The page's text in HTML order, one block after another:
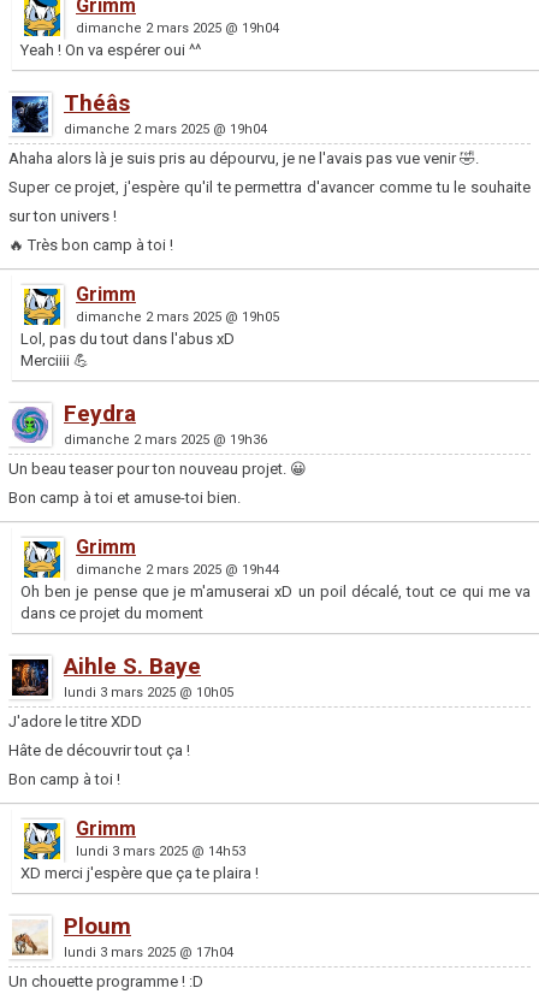
Grimm
dimanche 2 mars 2025 @ 19h04
Yeah ! On va espérer oui ^^
Théâs
dimanche 2 mars 2025 @ 19h04
Ahaha alors là je suis pris au dépourvu, je ne l'avais pas vue venir 🤣.
Super ce projet, j'espère qu'il te permettra d'avancer comme tu le souhaite
sur ton univers !
🔥 Très bon camp à toi !
Grimm
dimanche 2 mars 2025 @ 19h05
Lol, pas du tout dans l'abus xD
Merciiii 💪
Feydra
dimanche 2 mars 2025 @ 19h36
Un beau teaser pour ton nouveau projet. 😀
Bon camp à toi et amuse-toi bien.
Grimm
dimanche 2 mars 2025 @ 19h44
Oh ben je pense que je m'amuserai xD un poil décalé, tout ce qui me va
dans ce projet du moment
Aihle S. Baye
lundi 3 mars 2025 @ 10h05
J'adore le titre XDD
Hâte de découvrir tout ça !
Bon camp à toi !
Grimm
lundi 3 mars 2025 @ 14h53
XD merci j'espère que ça te plaira !
Ploum
lundi 3 mars 2025 @ 17h04
Un chouette programme ! :D